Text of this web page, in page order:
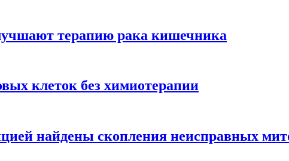
терапию рака кишечника
клеток без химиотерапии
найдены скопления неисправных